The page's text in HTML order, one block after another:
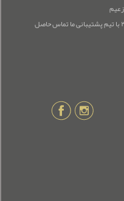
می توانید هر روز از ساعت ۸:۳۰ تا ۲۱:۰۰ با تیم پشتیبانی ما تماس حاصل